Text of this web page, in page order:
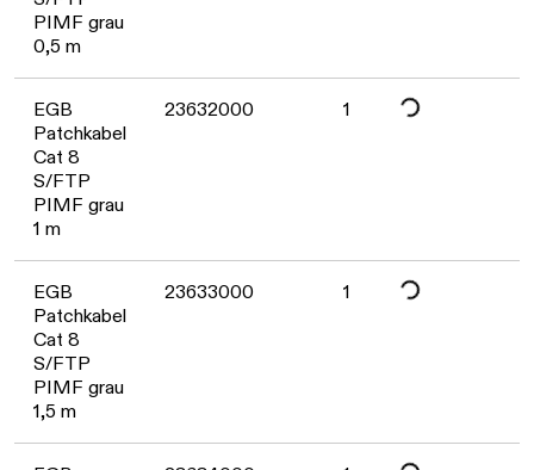
PIMF grau
0,5 m
EGB
Patchkabel
Cat 8
S/FTP
PIMF grau
1 m
23632000 1
EGB
Patchkabel
Cat 8
S/FTP
PIMF grau
1,5 m
23633000 1 Daten werden geladen. Bitte warten...
Daten werden geladen. Bitte warten...